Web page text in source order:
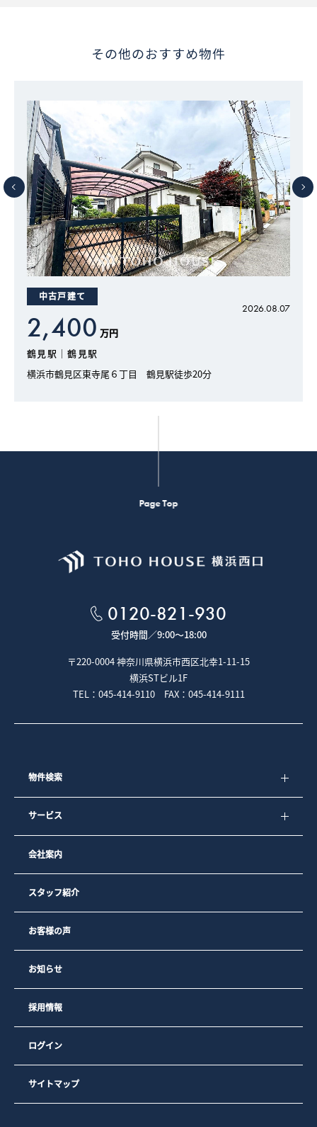
その他のおすすめ物件
中古戸建て
2026.08.07
2,400 万円
鶴見駅｜鶴見駅
横浜市鶴見区東寺尾６丁目 鶴見駅徒歩20分
Page Top
0120-821-930
受付時間／9:00～18:00
〒220-0004 神奈川県横浜市西区北幸1-11-15
横浜STビル1F
TEL：045-414-9110 FAX：045-414-9111
物件検索
サービス
会社案内
スタッフ紹介
お客様の声
お知らせ
採用情報
ログイン
サイトマップ